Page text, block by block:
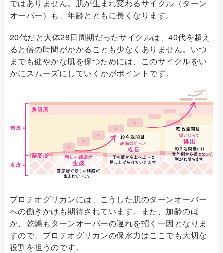
ではありません。肌が生まれ変わるサイクル（ターン
オーバー）も、年齢とともに長くなります。
20代だと大体28日周期だったサイクルは、40代を超え
ると倍の時間がかかることも少なくありません。いつ
までも健やかな肌を保つためには、このサイクルをい
かにスムーズにしていくかがポイントです。
プロテオグリカンには、こうした肌のターンオーバー
への働きかけも期待されています。また、加齢のほ
か、乾燥もターンオーバーの遅れを招く一因となりま
すので、プロテオグリカンの保水力はここでも大切な
役割を担うのです。